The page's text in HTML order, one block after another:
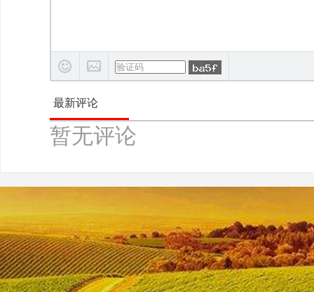
最新评论
暂无评论